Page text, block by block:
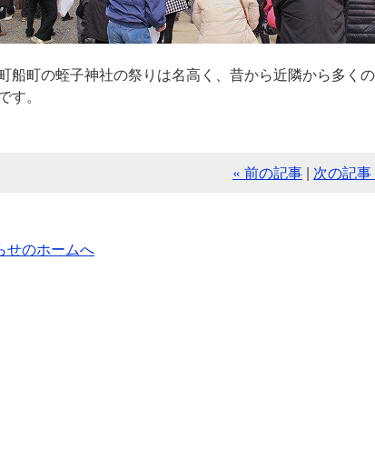
船町の蛭子神社の祭りは名高く、昔から近隣から多く
す。
« 前の記事 | 次の記事
せのホームへ